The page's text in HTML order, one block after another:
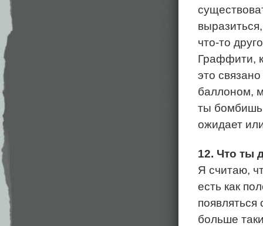
что-то
Граффити,
это
баллоном,
ты бомбишь,
ожидает
12. Что ты
Я считаю,
есть как
появляться
больше